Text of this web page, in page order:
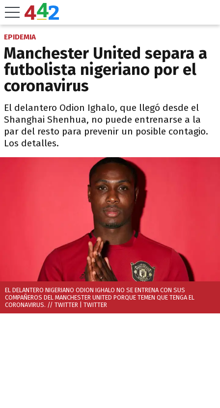
EPIDEMIA
Manchester United separa a
futbolista nigeriano por el
coronavirus
El delantero Odion Ighalo, que llegó desde el
Shanghai Shenhua, no puede entrenarse a la
par del resto para prevenir un posible contagio.
Los detalles.
EL DELANTERO NIGERIANO ODION IGHALO NO SE ENTRENA CON SUS
COMPAÑEROS DEL MANCHESTER UNITED PORQUE TEMEN QUE TENGA EL
CORONAVIRUS. // TWITTER | TWITTER